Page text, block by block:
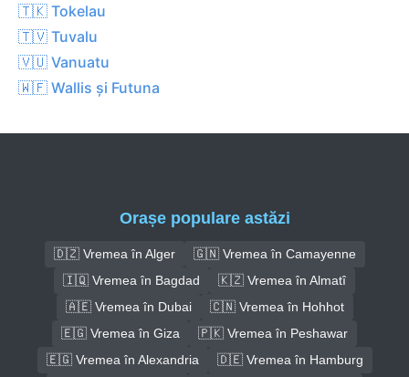
🇹🇰 Tokelau
🇹🇻 Tuvalu
🇻🇺 Vanuatu
🇼🇫 Wallis și Futuna
Orașe populare astăzi
🇩🇿 Vremea în Alger
🇬🇳 Vremea în Camayenne
🇮🇶 Vremea în Bagdad
🇰🇿 Vremea în Almatî
🇦🇪 Vremea în Dubai
🇨🇳 Vremea în Hohhot
🇪🇬 Vremea în Giza
🇵🇰 Vremea în Peshawar
🇪🇬 Vremea în Alexandria
🇩🇪 Vremea în Hamburg